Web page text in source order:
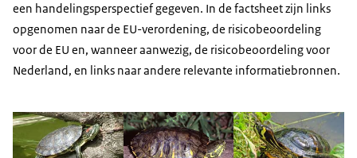
een handelingsperspectief gegeven. In de factsheet zijn links
opgenomen naar de EU-verordening, de risicobeoordeling
voor de EU en, wanneer aanwezig, de risicobeoordeling voor
Nederland, en links naar andere relevante informatiebronnen.